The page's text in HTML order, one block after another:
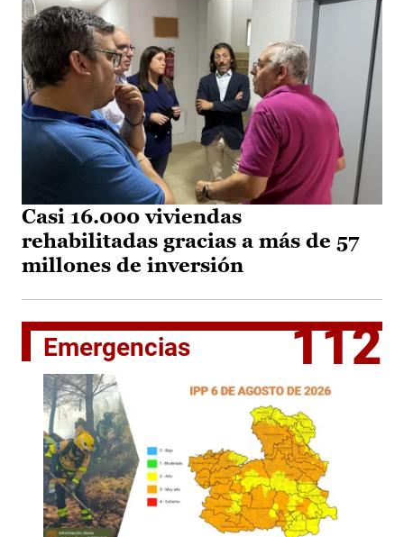
Casi 16.000 viviendas
rehabilitadas gracias a más de 57
millones de inversión
Emergencias 112